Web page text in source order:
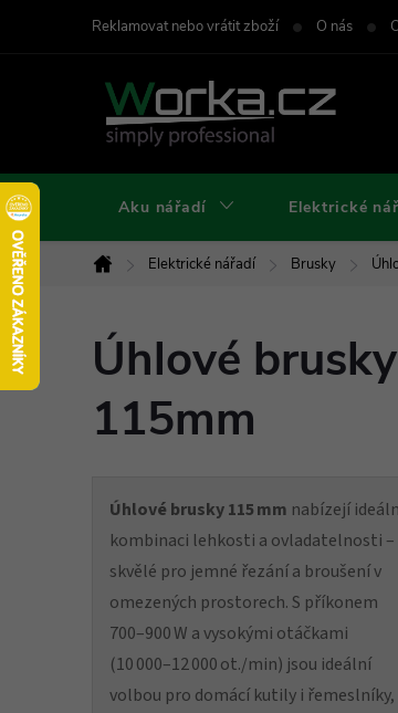
Reklamovat nebo vrátit zboží O nás
Aku nářadí Elektrické
Domů
Elektrické nářadí Brusky
Úhlové brusky
115mm
Úhlové brusky 115 mm nabízejí
kombinaci lehkosti a ovladatelnosti –
skvělé pro jemné řezání a broušení v
omezených prostorech. S příkonem
700–900 W a vysokými otáčkami
(10 000–12 000 ot./min) jsou ideální
volbou pro domácí kutily i řemeslníky,